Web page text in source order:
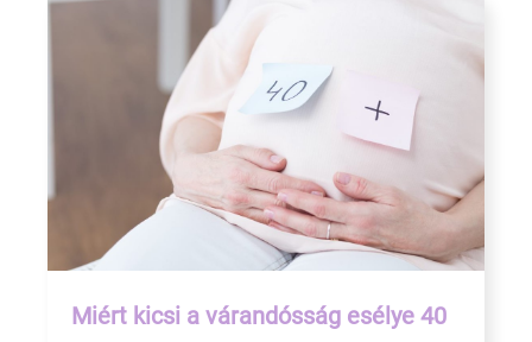
Miért kicsi a várandósság esélye 40